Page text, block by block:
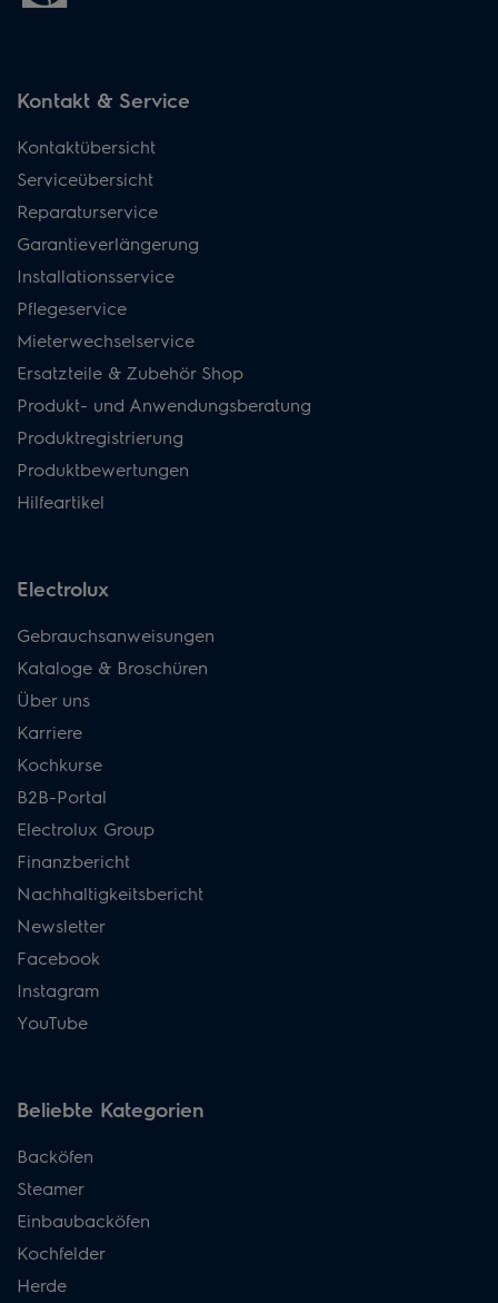
Kontakt & Service
Kontaktübersicht
Serviceübersicht
Reparaturservice
Garantieverlängerung
Installationsservice
Pflegeservice
Mieterwechselservice
Ersatzteile & Zubehör Shop
Produkt- und Anwendungsberatung
Produktregistrierung
Produktbewertungen
Hilfeartikel
Electrolux
Gebrauchsanweisungen
Kataloge & Broschüren
Über uns
Karriere
Kochkurse
B2B-Portal
Electrolux Group
Finanzbericht
Nachhaltigkeitsbericht
Newsletter
Facebook
Instagram
YouTube
Beliebte Kategorien
Backöfen
Steamer
Einbaubacköfen
Kochfelder
Herde